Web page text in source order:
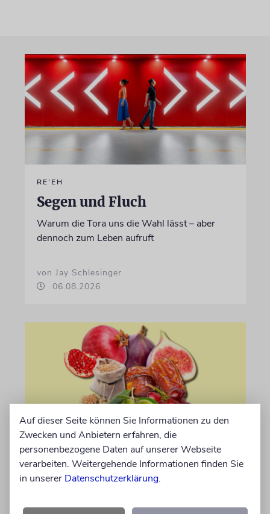
RE’EH
Segen und Fluch
Warum die Tora uns die Wahl lässt – aber
dennoch zum Leben aufruft
von Jay Schlesinger
06.08.2026
EKEW
Die Sieben Arten
der Tora, zu Quellen, Bergen und Früchten
Auf dieser Seite können Sie Informationen zu den
Zwecken und Anbietern erfahren, die
personenbezogene Daten auf unserer Webseite
verarbeiten. Weitergehende Informationen finden Sie
in unserer Datenschutzerklärung.